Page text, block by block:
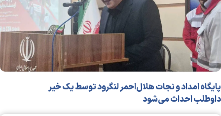
پایگاه امداد و نجات هلال‌احمر لنگرود توسط یک خیر
داوطلب احداث می‌شود